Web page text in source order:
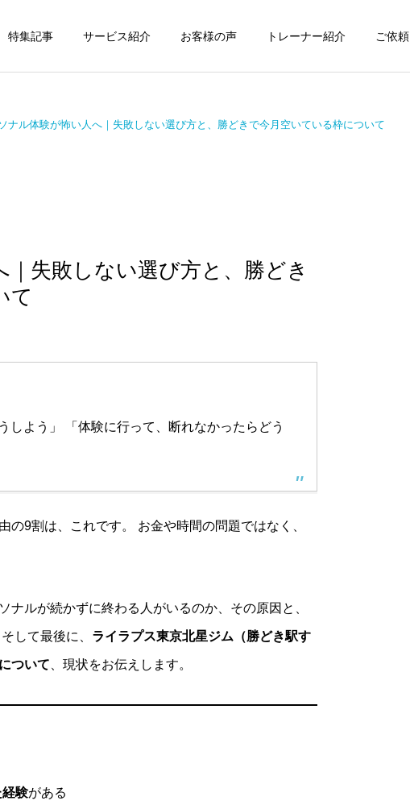
特集記事 サービス紹介 お客様の声 トレーナー紹介 ご依頼
運動・体操教室 グループレッスン
方｜失敗しない7つの確
ポイントを元日本王者が
をマンツーマンで習えます
ナル体験が怖い人へ｜失敗しない選び方と、勝どきで今月空いている枠について
失敗しない選び方と、勝どき
て
しよう」 「体験に行って、断れなかったらどう
9割は、これです。 お金や時間の問題ではなく、
ナルが続かずに終わる人がいるのか、その原因と、
して最後に、 ライラプス東京北星ジム（勝どき駅す
ついて 、現状をお伝えします。
験がある